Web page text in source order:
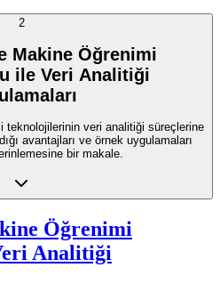
2
Makine Öğrenimi
ile Veri Analitiği
teknolojilerinin veri analitiği süreçlerine
avantajları ve örnek uygulamaları
bir makale.
Öğrenimi
Analitiği